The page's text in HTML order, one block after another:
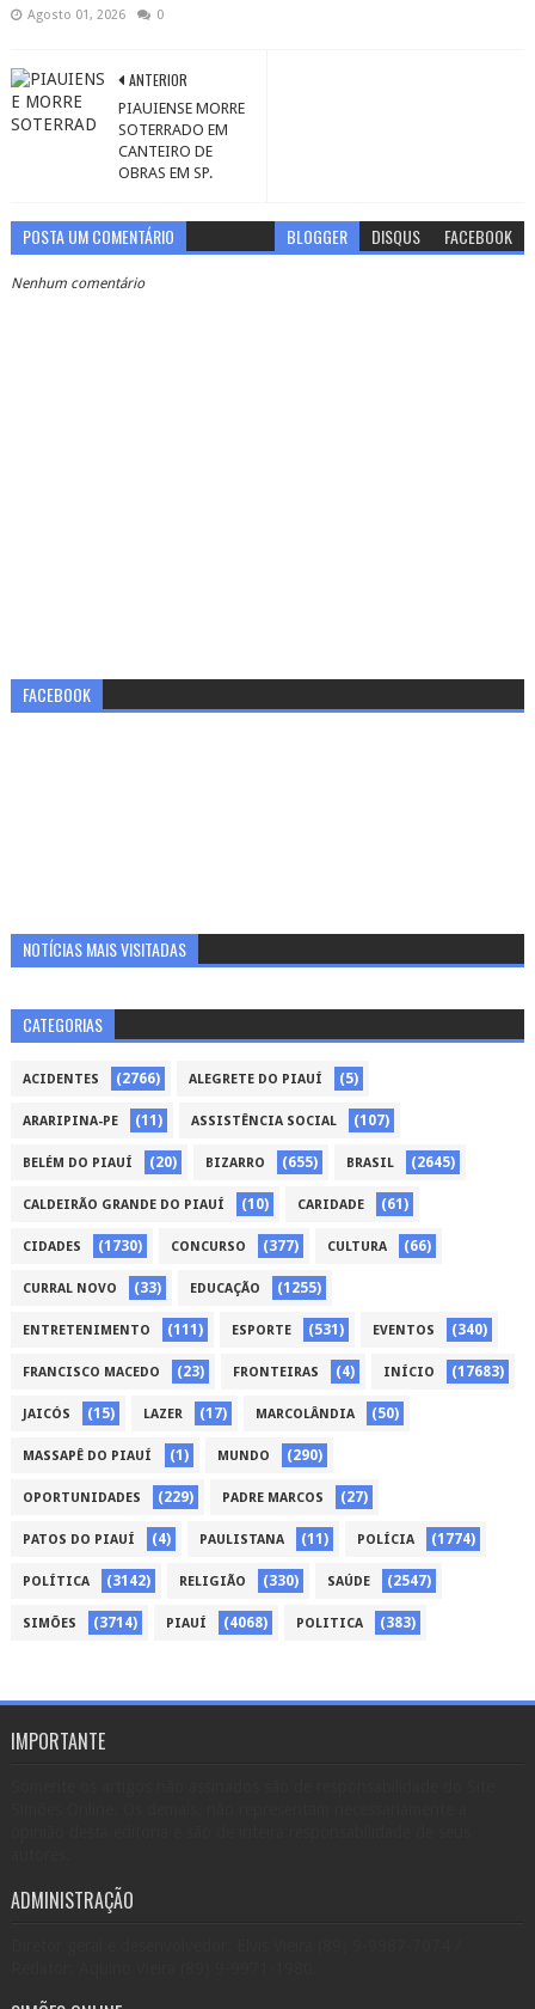
Agosto 01, 2026 0
ANTERIOR
PIAUIENSE MORRE
SOTERRADO EM
CANTEIRO DE
OBRAS EM SP.
POSTA UM COMENTÁRIO BLOGGER DISQUS FACEBOOK
Nenhum comentário
FACEBOOK
NOTÍCIAS MAIS VISITADAS
CATEGORIAS
ACIDENTES (2766) ALEGRETE DO PIAUÍ (5)
ARARIPINA-PE (11) ASSISTÊNCIA SOCIAL (107)
BELÉM DO PIAUÍ (20) BIZARRO (655) BRASIL (2645)
CALDEIRÃO GRANDE DO PIAUÍ (10) CARIDADE (61)
CIDADES (1730) CONCURSO (377) CULTURA (66)
CURRAL NOVO (33) EDUCAÇÃO (1255)
ENTRETENIMENTO (111) ESPORTE (531) EVENTOS (340)
FRANCISCO MACEDO (23) FRONTEIRAS (4) INÍCIO (17683)
JAICÓS (15) LAZER (17) MARCOLÂNDIA (50)
MASSAPÊ DO PIAUÍ (1) MUNDO (290)
OPORTUNIDADES (229) PADRE MARCOS (27)
PATOS DO PIAUÍ (4) PAULISTANA (11) POLÍCIA (1774)
POLÍTICA (3142) RELIGIÃO (330) SAÚDE (2547)
SIMÕES (3714) PIAUÍ (4068) POLITICA (383)
IMPORTANTE
ADMINISTRAÇÃO